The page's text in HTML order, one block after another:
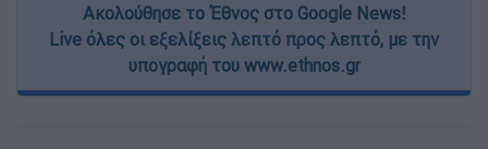
Ακολούθησε το Έθνος στο Google News!
Live όλες οι εξελίξεις λεπτό προς λεπτό, με την
υπογραφή του www.ethnos.gr